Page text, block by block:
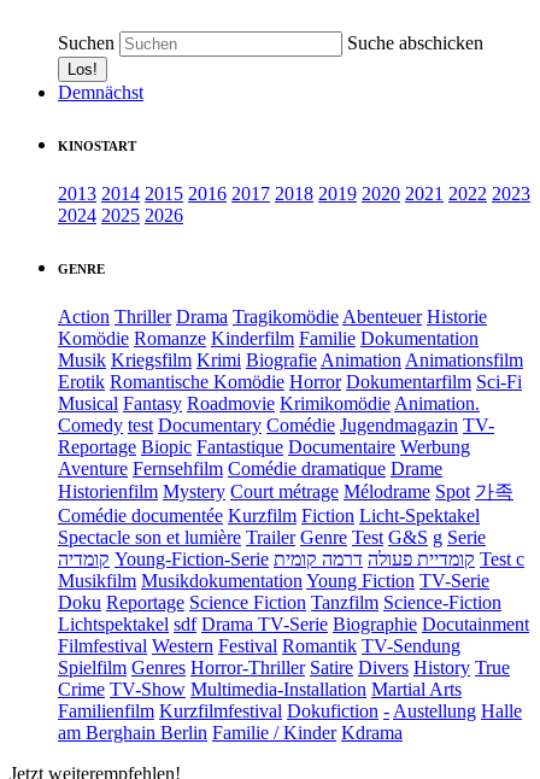
Suchen Suche abschicken
Demnächst
KINOSTART
2013 2014 2015 2016 2017 2018 2019 2020 2021 2022 2023
2024 2025 2026
GENRE
Action Thriller Drama Tragikomödie Abenteuer Historie
Komödie Romanze Kinderfilm Familie Dokumentation
Musik Kriegsfilm Krimi Biografie Animation Animationsfilm
Erotik Romantische Komödie Horror Dokumentarfilm Sci-Fi
Musical Fantasy Roadmovie Krimikomödie Animation.
Comedy test Documentary Comédie Jugendmagazin TV-
Reportage Biopic Fantastique Documentaire Werbung
Aventure Fernsehfilm Comédie dramatique Drame
Historienfilm Mystery Court métrage Mélodrame Spot 가족
Comédie documentée Kurzfilm Fiction Licht-Spektakel
Spectacle son et lumière Trailer Genre Test G&S g Serie
קומדיה Young-Fiction-Serie קומדיית פעולה דרמה קומית
Test c
Musikfilm Musikdokumentation Young Fiction TV-Serie
Doku Reportage Science Fiction Tanzfilm Science-Fiction
Lichtspektakel sdf Drama TV-Serie Biographie Docutainment
Filmfestival Western Festival Romantik TV-Sendung
Spielfilm Genres Horror-Thriller Satire Divers History True
Crime TV-Show Multimedia-Installation Martial Arts
Familienfilm Kurzfilmfestival Dokufiction - Austellung Halle
am Berghain Berlin Familie / Kinder Kdrama
Jetzt weiterempfehlen!